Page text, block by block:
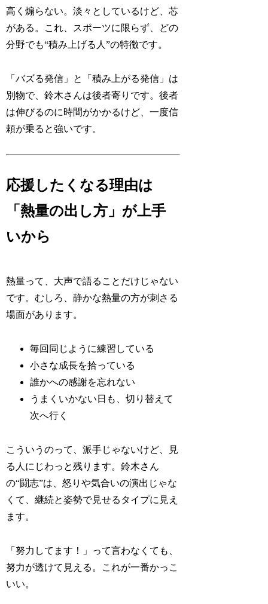
高く煽らない。淡々としているけど、芯
がある。これ、スポーツに限らず、どの
分野でも“積み上げる人”の特徴です。
「バズる発信」と「積み上がる発信」は
別物で、鈴木さんは後者寄りです。後者
は伸びるのに時間がかかるけど、一度信
頼が乗ると強いです。
応援したくなる理由は
「熱量の出し方」が上手
いから
熱量って、大声で語ることだけじゃない
です。むしろ、静かな熱量の方が刺さる
場面があります。
毎回同じように練習している
小さな成長を拾っている
誰かへの感謝を忘れない
うまくいかない日も、切り替えて
次へ行く
こういうのって、派手じゃないけど、見
る人にじわっと残ります。鈴木さん
の“闘志”は、怒りや気合いの演出じゃな
くて、継続と姿勢で見せるタイプに見え
ます。
「努力してます！」って言わなくても、
努力が透けて見える。これが一番かっこ
いい。